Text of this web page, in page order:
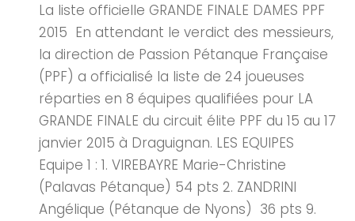
La liste officielle GRANDE FINALE DAMES PPF
2015 En attendant le verdict des messieurs,
la direction de Passion Pétanque Française
(PPF) a officialisé la liste de 24 joueuses
réparties en 8 équipes qualifiées pour LA
GRANDE FINALE du circuit élite PPF du 15 au 17
janvier 2015 à Draguignan. LES EQUIPES
Equipe 1 : 1. VIREBAYRE Marie-Christine
(Palavas Pétanque) 54 pts 2. ZANDRINI
Angélique (Pétanque de Nyons) 36 pts 9.